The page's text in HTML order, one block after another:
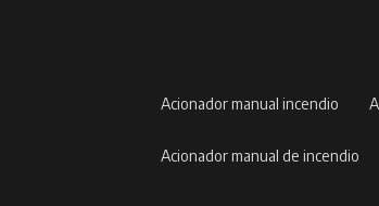
acionador manual incendio
acionador manual de incendio